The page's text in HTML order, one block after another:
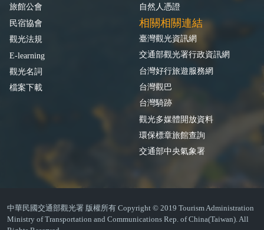
旅館公會
民宿協會
觀光法規
E-learning
觀光名詞
檔案下載
自然人憑證
相關相關連結
臺灣觀光資訊網
交通部觀光署行政資訊網
台灣好行旅遊服務網
台灣觀巴
台灣騎跡
觀光多媒體開放資料
環保標章旅館查詢
交通部中央氣象署
中華民國交通部觀光署 版權所有 Copyright © 2019 Tourism Administration
Ministry of Transportation and Communications Rep. of China(Taiwan). All